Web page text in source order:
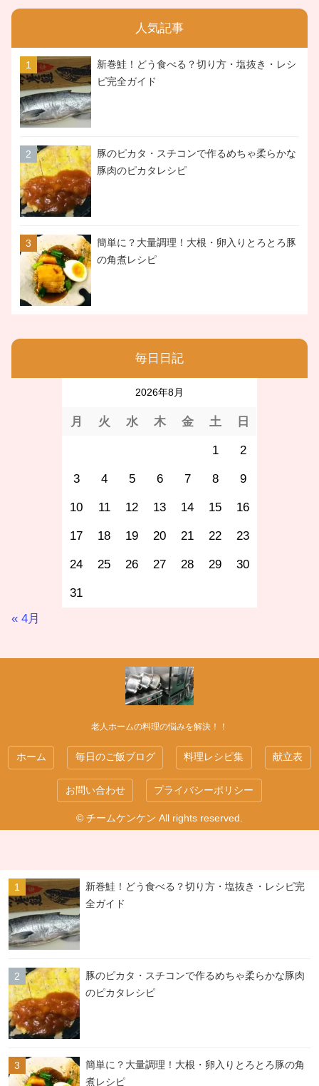
人気記事
新巻鮭！どう食べる？切り方・塩抜き・レシ
ピ完全ガイド
豚のピカタ・スチコンで作るめちゃ柔らかな
豚肉のピカタレシピ
簡単に？大量調理！大根・卵入りとろとろ豚
の角煮レシピ
毎日日記
2026年8月
月 火 水 木 金 土 日
1 2
3 4 5 6 7 8 9
10 11 12 13 14 15 16
17 18 19 20 21 22 23
24 25 26 27 28 29 30
31
« 4月
老人ホームの料理の悩みを解決！！
ホーム 毎日のご飯ブログ 料理レシピ集 献立表
お問い合わせ プライバシーポリシー
© チームケンケン All rights reserved.
新巻鮭！どう食べる？切り方・塩抜き・レシピ完
全ガイド
豚のピカタ・スチコンで作るめちゃ柔らかな豚肉
のピカタレシピ
簡単に？大量調理！大根・卵入りとろとろ豚の角
煮レシピ